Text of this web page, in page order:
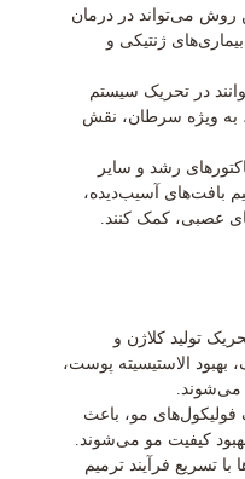
روش می‌تواند در درمان
ژنتیکی و
در تحریک سیستم
به ویژه سرطان، نقش
رشد و سایر
بافت‌های آسیب‌دیده،
عصبی، کمک کنند.
تولید کلاژن و
الاستیسیته پوست،
فولیکول‌های مو، باعث
کیفیت مو می‌شوند.
با تسریع فرآیند ترمیم